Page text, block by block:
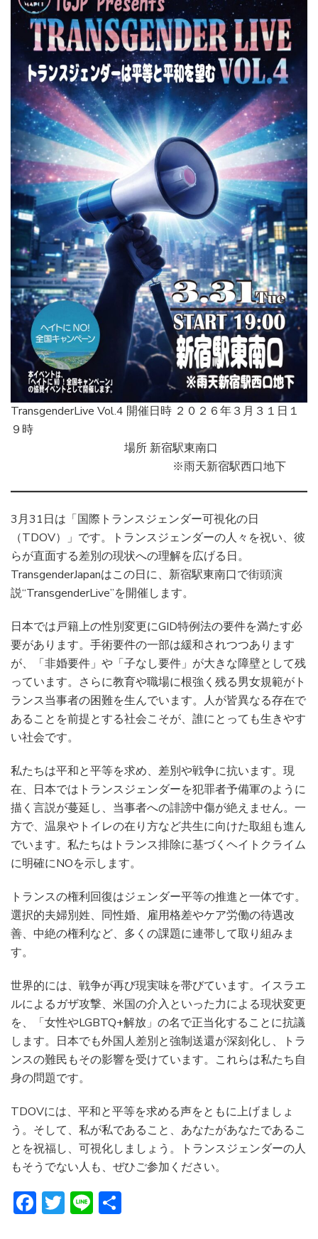
TransgenderLive Vol.4 開催日時 ２０２６年３月３１日１
９時
場所 新宿駅東南口
※雨天新宿駅西口地下
3月31日は「国際トランスジェンダー可視化の日
（TDOV）」です。トランスジェンダーの人々を祝い、彼
らが直面する差別の現状への理解を広げる日。
TransgenderJapanはこの日に、新宿駅東南口で街頭演
説“TransgenderLive”を開催します。
日本では戸籍上の性別変更にGID特例法の要件を満たす必
要があります。手術要件の一部は緩和されつつあります
が、「非婚要件」や「子なし要件」が大きな障壁として残
っています。さらに教育や職場に根強く残る男女規範がト
ランス当事者の困難を生んでいます。人が皆異なる存在で
あることを前提とする社会こそが、誰にとっても生きやす
い社会です。
私たちは平和と平等を求め、差別や戦争に抗います。現
在、日本ではトランスジェンダーを犯罪者予備軍のように
描く言説が蔓延し、当事者への誹謗中傷が絶えません。一
方で、温泉やトイレの在り方など共生に向けた取組も進ん
でいます。私たちはトランス排除に基づくヘイトクライム
に明確にNOを示します。
トランスの権利回復はジェンダー平等の推進と一体です。
選択的夫婦別姓、同性婚、雇用格差やケア労働の待遇改
善、中絶の権利など、多くの課題に連帯して取り組みま
す。
世界的には、戦争が再び現実味を帯びています。イスラエ
ルによるガザ攻撃、米国の介入といった力による現状変更
を、「女性やLGBTQ+解放」の名で正当化することに抗議
します。日本でも外国人差別と強制送還が深刻化し、トラ
ンスの難民もその影響を受けています。これらは私たち自
身の問題です。
TDOVには、平和と平等を求める声をともに上げましょ
う。そして、私が私であること、あなたがあなたであるこ
とを祝福し、可視化しましょう。トランスジェンダーの人
もそうでない人も、ぜひご参加ください。
Facebook
Twitter
Line